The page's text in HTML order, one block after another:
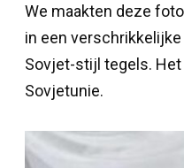
We maakten deze
in een
Sovjet-stijl tegels.
Sovjetunie.